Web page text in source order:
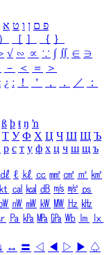
פ ם ן ו ט א
） ［ ］ ｛ ｝
√ ∽ ∝ ∵ ∫ ∬ ∈ ∋
－ ＜ ＝
＞
¿ ː ！ ＇ ， ． ／
：
ß þ ŧ ŋ ŉ
Т У Ф Х Ц Ч Ш Щ Ъ
р с т у ф х ц ч ш щ ъ
㎗ ℓ ㎘ ㏄ ㎣ ㎤ ㎥ ㎦
㏏ ㎈ ㎉ ㏈ ㎧ ㎨ ㎰
㎻ ㎽ ㎾ ㎿ ㎐ ㎑
㎩ ㎪ ㎫ ㎬ ㏝ ㏐
㏓
↓ ↔ 〓 ◁ ◀ ▷ ▶ ♤